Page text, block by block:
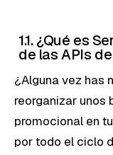
1.1. ¿Qué es
de las APIs
¿Alguna vez has
reorganizar unos
promocional en
por todo el ciclo